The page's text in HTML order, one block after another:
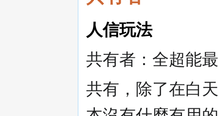
人信玩法
共有者：全超能
共有，除了在白